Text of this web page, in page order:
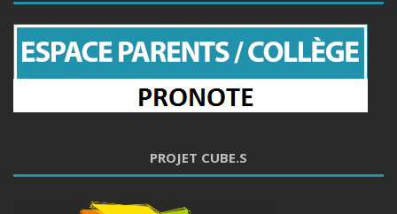
PROJET CUBE.S